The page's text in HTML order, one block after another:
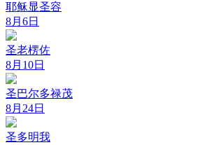
耶稣显圣容
8月6日
圣老楞佐
8月10日
圣巴尔多禄茂
8月24日
圣多明我